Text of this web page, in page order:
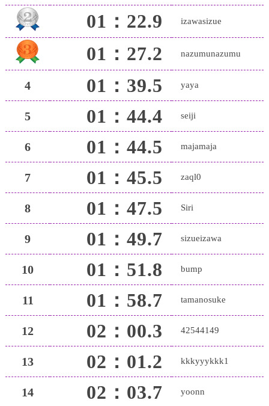
01：22.9 izawasizue
01：27.2 nazumunazumu
4 01：39.5 yaya
5 01：44.4 seiji
6 01：44.5 majamaja
7 01：45.5 zaql0
8 01：47.5 Siri
9 01：49.7 sizueizawa
10 01：51.8 bump
11 01：58.7 tamanosuke
12 02：00.3 42544149
13 02：01.2 kkkyyykkk1
14 02：03.7 yoonn